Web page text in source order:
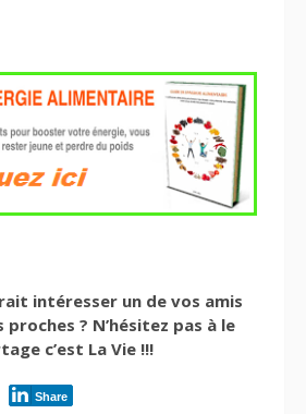
intéresser un de vos amis
proches ? N’hésitez pas à le
c’est La Vie !!!
Share